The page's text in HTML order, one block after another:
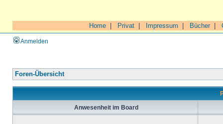
Home Privat Impressum Bücher|
Anmelden
Foren-Übersicht
Anwesenheit im Board